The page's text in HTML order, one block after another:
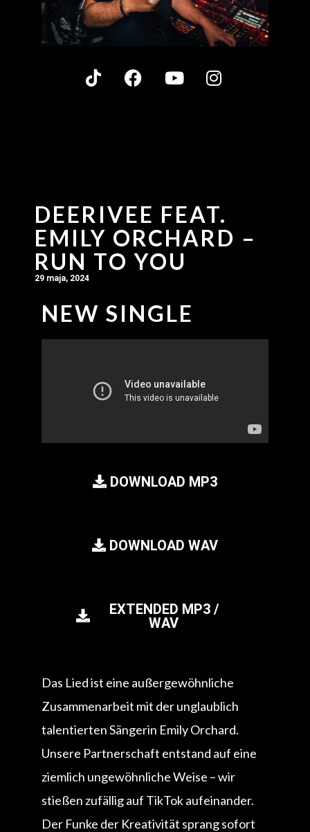
DEERIVEE FEAT.
EMILY ORCHARD –
RUN TO YOU
29 maja, 2024
NEW SINGLE
DOWNLOAD MP3
DOWNLOAD WAV
EXTENDED MP3 /
WAV
Das Lied ist eine außergewöhnliche
Zusammenarbeit mit der unglaublich
talentierten Sängerin Emily Orchard.
Unsere Partnerschaft entstand auf eine
ziemlich ungewöhnliche Weise – wir
stießen zufällig auf TikTok aufeinander.
Der Funke der Kreativität sprang sofort